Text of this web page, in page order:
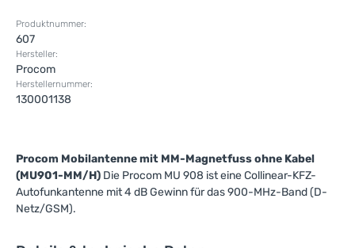
Produktnummer:
607
Hersteller:
Procom
Herstellernummer:
130001138
Procom Mobilantenne mit MM-Magnetfuss ohne Kabel
(MU901-MM/H) Die Procom MU 908 ist eine Collinear-KFZ-
Autofunkantenne mit 4 dB Gewinn für das 900-MHz-Band (D-
Netz/GSM).